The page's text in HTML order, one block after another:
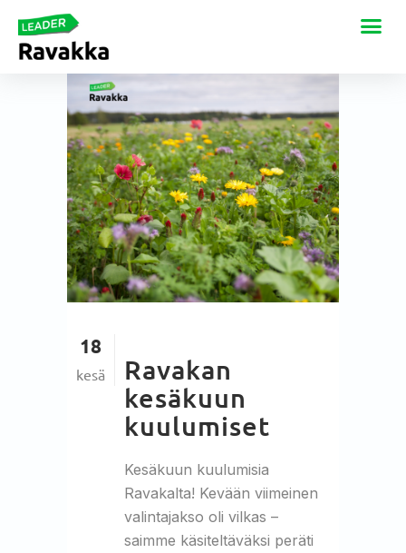
18
kesä
Ravakan
kesäkuun
kuulumiset
Kesäkuun kuulumisia
Ravakalta! Kevään viimeinen
valintajakso oli vilkas –
saimme käsiteltäväksi peräti